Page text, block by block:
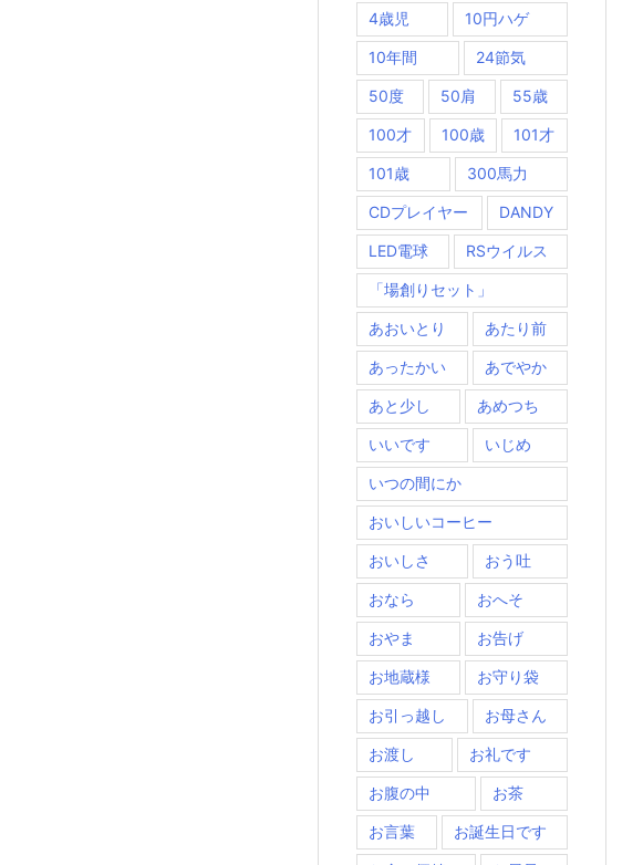
4歳児 10円ハゲ
10年間 24節気
50度 50肩 55歳
100才 100歳 101才
101歳 300馬力
CDプレイヤー DANDY
LED電球 RSウイルス
「場創りセット」
あおいとり あたり前
あったかい あでやか
あと少し あめつち
いいです いじめ
いつの間にか
おいしいコーヒー
おいしさ おう吐
おなら おへそ
おやま お告げ
お地蔵様 お守り袋
お引っ越し お母さん
お渡し お礼です
お腹の中 お茶
お言葉 お誕生日です